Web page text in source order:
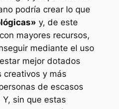
podría crear lo que
y, de este
mayores recursos,
mediante el uso
mejor dotados
creativos y más
de escasos
sin que estas